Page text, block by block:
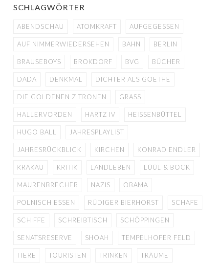
SCHLAGWÖRTER
ABENDSCHAU ATOMKRAFT AUFGEGESSEN
AUF NIMMERWIEDERSEHEN BAHN BERLIN
BRAUSEBOYS BROKDORF BVG BÜCHER
DADA DENKMAL DICHTER ALS GOETHE
DIE GOLDENEN ZITRONEN GRASS
HALLERVORDEN HARTZ IV HEISSENBÜTTEL
HUGO BALL JAHRESPLAYLIST
JAHRESRÜCKBLICK KIRCHEN KONRAD ENDLER
KRAKAU KRITIK LANDLEBEN LÜÜL & BOCK
MAURENBRECHER NAZIS OBAMA
POLNISCH ESSEN RÜDIGER BIERHORST SCHAFE
SCHIFFE SCHREIBTISCH SCHÖPPINGEN
SENATSRESERVE SHOAH TEMPELHOFER FELD
TIERE TOURISTEN TRINKEN TRÄUME